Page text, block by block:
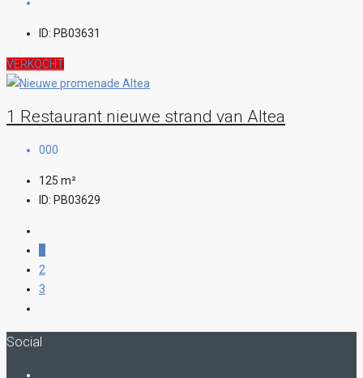
ID: PB03631
VERKOCHT
1 Restaurant nieuwe strand van Altea
000
125 m²
ID: PB03629
2
3
Social